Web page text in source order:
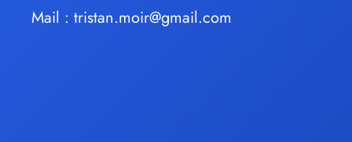
Mail : tristan.moir@gmail.com